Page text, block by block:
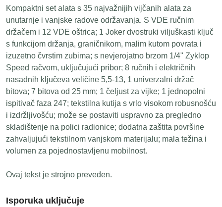
Kompaktni set alata s 35 najvažnijih vijčanih alata za
unutarnje i vanjske radove održavanja. S VDE ručnim
držačem i 12 VDE oštrica; 1 Joker dvostruki viljuškasti ključ
s funkcijom držanja, graničnikom, malim kutom povrata i
izuzetno čvrstim zubima; s nevjerojatno brzom 1/4" Zyklop
Speed račvom, uključujući pribor; 8 ručnih i električnih
nasadnih ključeva veličine 5,5-13, 1 univerzalni držač
bitova; 7 bitova od 25 mm; 1 čeljust za vijke; 1 jednopolni
ispitivač faza 247; tekstilna kutija s vrlo visokom robusnošću
i izdržljivošću; može se postaviti uspravno za pregledno
skladištenje na polici radionice; dodatna zaštita površine
zahvaljujući tekstilnom vanjskom materijalu; mala težina i
volumen za pojednostavljenu mobilnost.
Ovaj tekst je strojno preveden.
Isporuka uključuje